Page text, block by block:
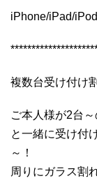
iPhone/iPad/
複数台受け付け
ご本人様が2台
と一緒に受け付
～！
周りにガラス割